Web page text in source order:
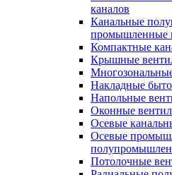
каналов
Канальные
промышленные
Компактные
Крышные
Накладные
Напольные
Оконные
Осевые
Осевые
Потолочные